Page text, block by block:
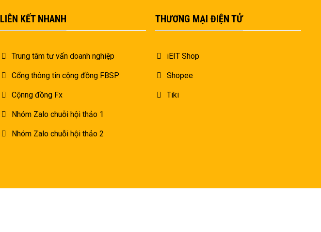
LIÊN KẾT NHANH
Trung tâm tư vấn doanh nghiệp
Cổng thông tin cộng đồng FBSP
Cộnng đồng Fx
Nhóm Zalo chuỗi hội thảo 1
Nhóm Zalo chuỗi hội thảo 2
THƯƠNG MẠI ĐIỆN TỬ
iEIT Shop
Shopee
Tiki